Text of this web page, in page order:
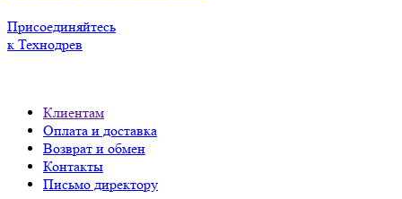
Присоединяйтесь
к Технодрев
Клиентам
Оплата и доставка
Возврат и обмен
Контакты
Письмо директору